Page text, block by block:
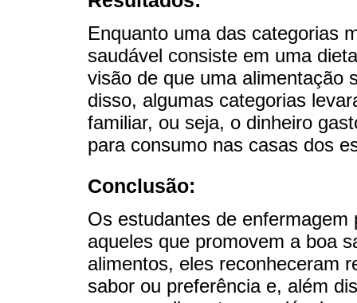
Enquanto uma das categorias
saudável consiste em uma
visão de que uma alimentação
disso, algumas categorias
familiar, ou seja, o dinheiro
para consumo nas casas dos
Conclusão:
Os estudantes de
aqueles que promovem a boa
alimentos, eles reconheceram
sabor ou preferência e, além